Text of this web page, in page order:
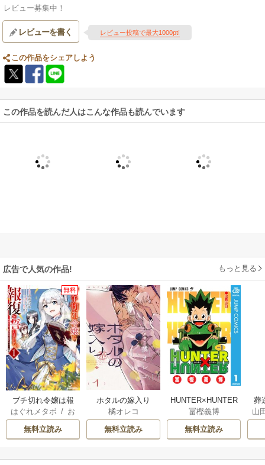
レビュー募集中！
レビューを書く レビュー投稿で最大1000pt!
この作品をシェアしよう
この作品を読んだ人はこんな作品も読んでいます
広告で人気の作品! もっと見る
無料
ブチ切れ令嬢は報
復を誓いました。
はぐれメタボ / お
おのいも /
無料立読み
ホタルの嫁入り
橘オレコ
無料立読み
HUNTER×HUNTER
モノクロ版
冨樫義博
無料立読み
葬
山